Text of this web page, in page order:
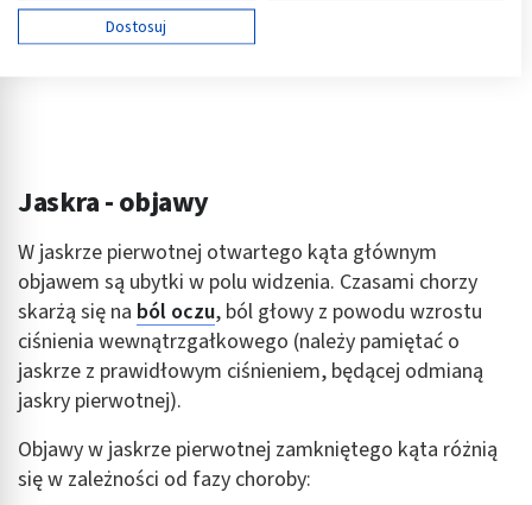
Jaskra - objawy
W jaskrze pierwotnej otwartego kąta głównym
objawem są ubytki w polu widzenia. Czasami chorzy
skarżą się na ból oczu, ból głowy z powodu wzrostu
ciśnienia wewnątrzgałkowego (należy pamiętać o
jaskrze z prawidłowym ciśnieniem, będącej odmianą
jaskry pierwotnej).
Objawy w jaskrze pierwotnej zamkniętego kąta różnią
się w zależności od fazy choroby:
Używamy Twoich danych w następujących celach:
Cele przetwarzania IAB:
Tworzenie profili w celu spersonalizowanych
Wykorzystanie profili do wyboru
spersonalizowanych reklam
Tworzenie profili w celu personalizacji treści
Wykorzystywanie profili w celu doboru
Pomiar efektywności reklam
Dostosuj